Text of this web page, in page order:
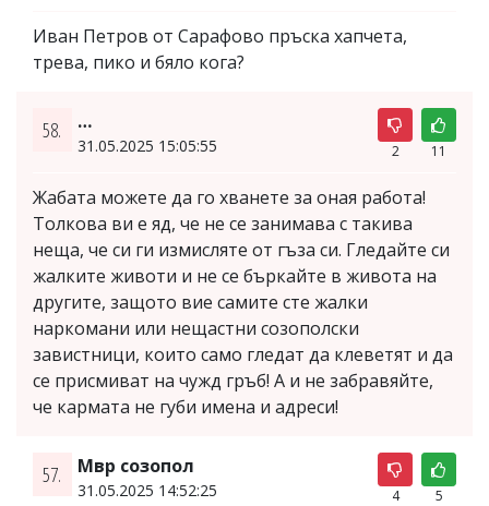
Иван Петров от Сарафово пръска хапчета,
трева, пико и бяло кога?
58. …
31.05.2025 15:05:55 2 11
Жабата можете да го хванете за оная работа!
Толкова ви е яд, че не се занимава с такива
неща, че си ги измисляте от гъза си. Гледайте си
жалките животи и не се бъркайте в живота на
другите, защото вие самите сте жалки
наркомани или нещастни созополски
завистници, които само гледат да клеветят и да
се присмиват на чужд гръб! А и не забравяйте,
че кармата не губи имена и адреси!
57. Мвр созопол
31.05.2025 14:52:25 4 5